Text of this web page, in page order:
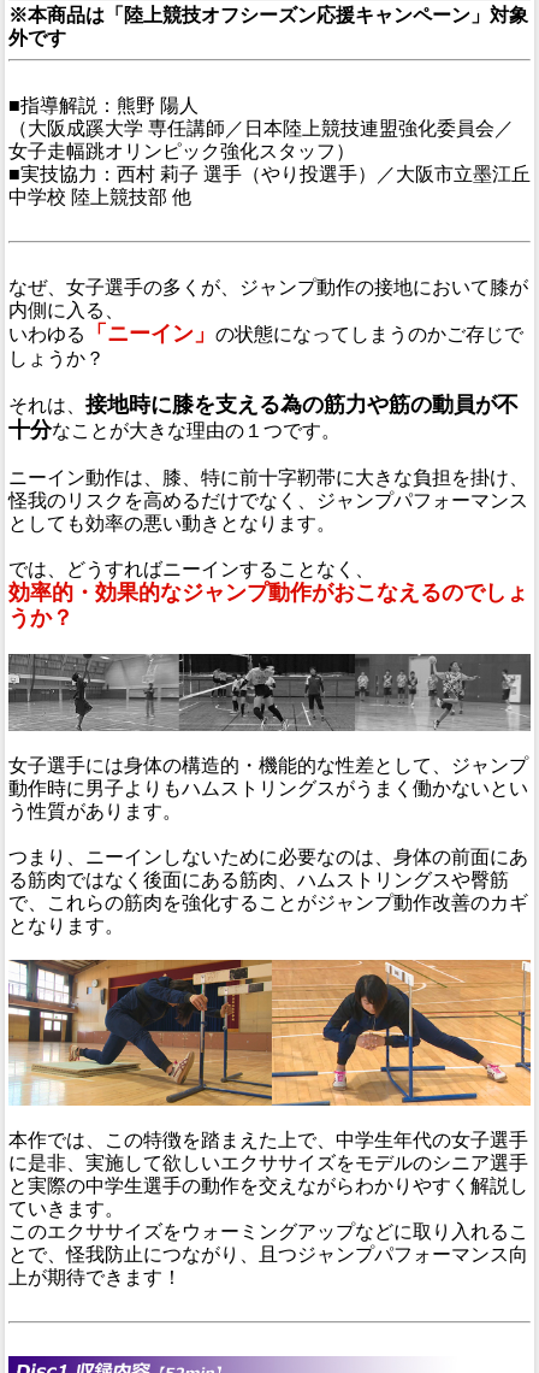
※本商品は「陸上競技オフシーズン応援キャンペーン」対象
外です
■指導解説：熊野 陽人
（大阪成蹊大学 専任講師／日本陸上競技連盟強化委員会／
女子走幅跳オリンピック強化スタッフ）
■実技協力：西村 莉子 選手（やり投選手）／大阪市立墨江丘
中学校 陸上競技部 他
なぜ、女子選手の多くが、ジャンプ動作の接地において膝が
内側に入る、
いわゆる
「ニーイン」 の状態になってしまうのかご存じで
しょうか？
それは、 接地時に膝を支える為の筋力や筋の動員が不
十分なことが大きな理由の１つです。
ニーイン動作は、膝、特に前十字靭帯に大きな負担を掛け、
怪我のリスクを高めるだけでなく、ジャンプパフォーマンス
としても効率の悪い動きとなります。
では、どうすればニーインすることなく、
効率的・効果的なジャンプ動作がおこなえるのでしょ
うか？
女子選手には身体の構造的・機能的な性差として、ジャンプ
動作時に男子よりもハムストリングスがうまく働かないとい
う性質があります。
つまり、ニーインしないために必要なのは、身体の前面にあ
る筋肉ではなく後面にある筋肉、ハムストリングスや臀筋
で、これらの筋肉を強化することがジャンプ動作改善のカギ
となります。
本作では、この特徴を踏まえた上で、中学生年代の女子選手
に是非、実施して欲しいエクササイズをモデルのシニア選手
と実際の中学生選手の動作を交えながらわかりやすく解説し
ていきます。
このエクササイズをウォーミングアップなどに取り入れるこ
とで、怪我防止につながり、且つジャンプパフォーマンス向
上が期待できます！